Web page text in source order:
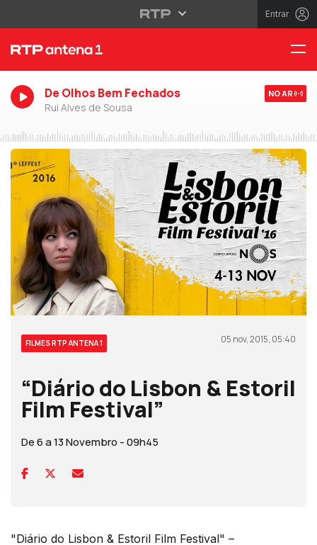
Entrar
De Olhos Bem Fechados
Rui Alves de Sousa
NO AR
FILMES RTP ANTENA 1 05 nov, 2015, 05:40
“Diário do Lisbon & Estoril
Film Festival”
De 6 a 13 Novembro - 09h45
"Diário do Lisbon & Estoril Film Festival" –